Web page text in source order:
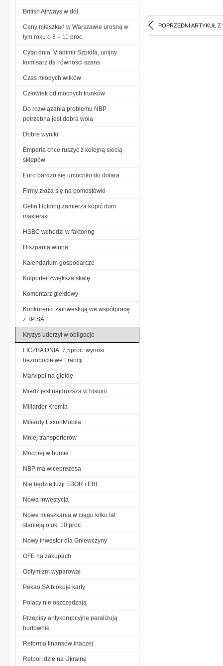
POPRZEDNI ARTYKUŁ Z
British Airways w dół
Ceny mieszkań w Warszawie urosną w
tym roku o 8 – 11 proc.
Cytat dnia: Vladimir Szpidla, unijny
komisarz ds. równości szans
Czas młodych wilków
Człowiek od mocnych trunków
Do rozwiązania problemu NBP
potrzebna jest dobra wola
Dobre wyniki
Emperia chce ruszyć z kolejną siecią
sklepów
Euro bardzo się umocniło do dolara
Firmy złożą się na pomostówki
Getin Holding zamierza kupić dom
maklerski
HSBC wchodzi w faktoring
Hiszpania winna
Kalendarium gospodarcze
Kolporter zwiększa skalę
Komentarz giełdowy
Konkurenci zainwestują we współpracę
z TP SA
Kryzys uderzył w obligacje
LICZBA DNIA: 7,5proc. wynosi
bezrobocie we Francji
Marvipol na giełdę
Miedź jest najdroższa w historii
Miliarder Kremla
Miliardy ExxonMobila
Mniej transporterów
Mocniej w hurcie
NBP ma wiceprezesa
Nie będzie fuzji EBOR i EBI
Nowa inwestycja
Nowe mieszkania w ciągu kilku lat
stanieją o ok. 10 proc.
Nowy inwestor dla Gniewczyny
OFE na zakupach
Optymizm wyparował
Pekao SA blokuje karty
Polacy nie oszczędzają
Przepisy antykorupcyjne paraliżują
hurtownie
Reforma finansów inaczej
Relpol idzie na Ukrainę